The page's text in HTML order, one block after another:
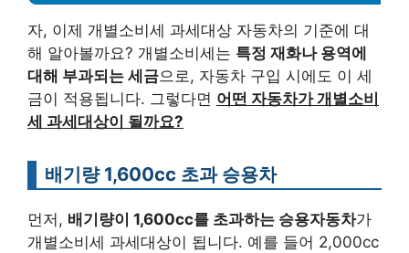
자, 이제 개별소비세 과세대상 자동차의 기준에 대
해 알아볼까요? 개별소비세는 특정 재화나 용역에
대해 부과되는 세금으로, 자동차 구입 시에도 이 세
금이 적용됩니다. 그렇다면 어떤 자동차가 개별소비
세 과세대상이 될까요?
배기량 1,600cc 초과 승용차
먼저, 배기량이 1,600cc를 초과하는 승용자동차가
개별소비세 과세대상이 됩니다. 예를 들어 2,000cc